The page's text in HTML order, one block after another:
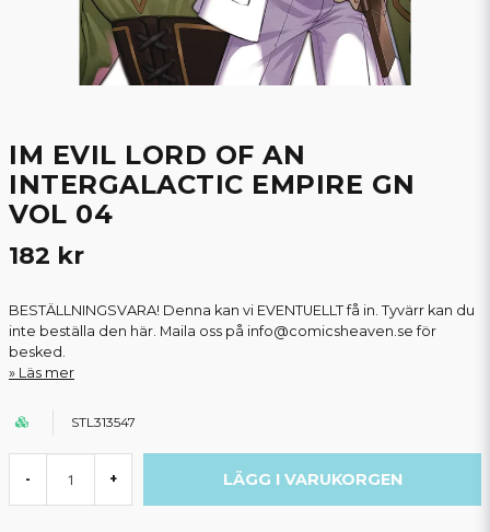
IM EVIL LORD OF AN
INTERGALACTIC EMPIRE GN
VOL 04
182 kr
BESTÄLLNINGSVARA! Denna kan vi EVENTUELLT få in. Tyvärr kan du
inte beställa den här. Maila oss på info@comicsheaven.se för
besked.
Läs mer
STL313547
- + LÄGG I VARUKORGEN